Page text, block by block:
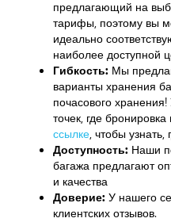
предлагающий на
тарифы, поэтому вы
идеально
наиболее доступной
Гибкость: Мы
варианты хранения
почасового
точек, где
ссылке,чтобы узнать,
Доступность: Наши
багажа предлагают
и качества
Доверие: У нашего
клиентских отзывов.